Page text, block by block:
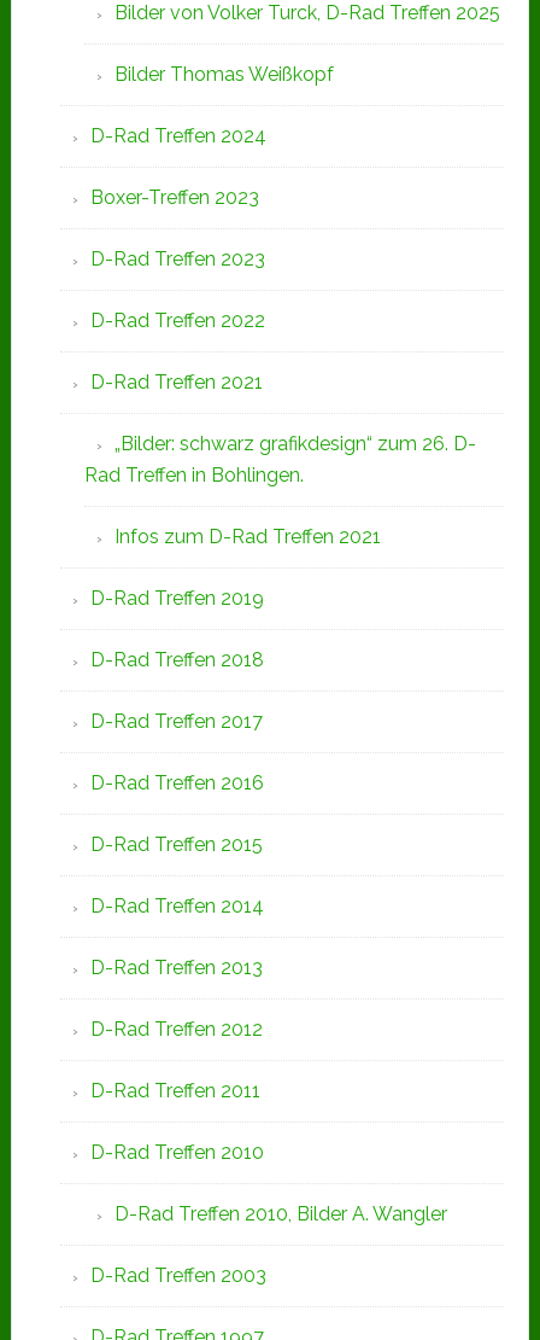
Bilder von Volker Turck, D-Rad Treffen 2025
Bilder Thomas Weißkopf
D-Rad Treffen 2024
Boxer-Treffen 2023
D-Rad Treffen 2023
D-Rad Treffen 2022
D-Rad Treffen 2021
„Bilder: schwarz grafikdesign“ zum 26. D-
Rad Treffen in Bohlingen.
Infos zum D-Rad Treffen 2021
D-Rad Treffen 2019
D-Rad Treffen 2018
D-Rad Treffen 2017
D-Rad Treffen 2016
D-Rad Treffen 2015
D-Rad Treffen 2014
D-Rad Treffen 2013
D-Rad Treffen 2012
D-Rad Treffen 2011
D-Rad Treffen 2010
D-Rad Treffen 2010, Bilder A. Wangler
D-Rad Treffen 2003